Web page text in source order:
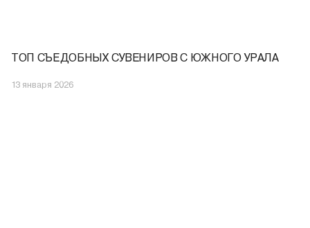
ТОП СЪЕДОБНЫХ СУВЕНИРОВ С ЮЖНОГО УРАЛА
13 января 2026